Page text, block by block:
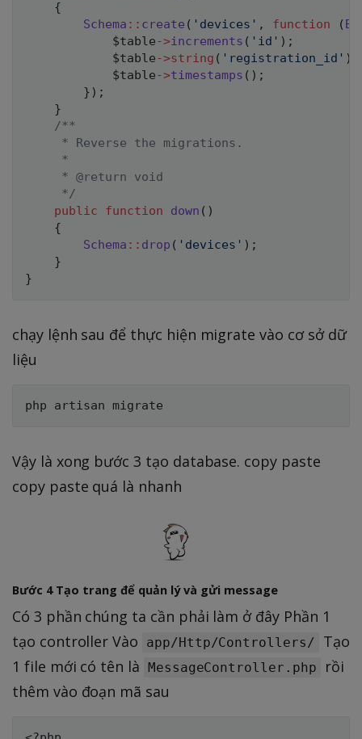
{
Schema :: create ( 'devices' , function (
$table->increments ( 'id' ) ;
$table->string ( 'registration_id' )
$table->timestamps ( ) ;
} ) ;
}
/**
     * Reverse the migrations.
     *
     * @return void
     */
public
function down ( )
{
Schema :: drop ( 'devices' ) ;
}
}
chạy lệnh sau để thực hiện migrate vào cơ sở dữ
liệu
Vậy là xong bước 3 tạo database. copy paste
copy paste quá là nhanh
Bước 4 Tạo trang để quản lý và gửi message
Có 3 phần chúng ta cần phải làm ở đây Phần 1
tạo controller Vào
app/Http/Controllers/
Tạo
1 file mới có tên là MessageController.php
rồi
thêm vào đoạn mã sau